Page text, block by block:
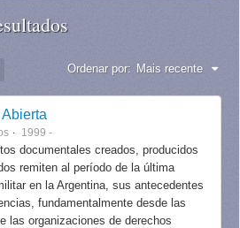
Ordenar por: Mais recente
1999 -
documentales creados, producidos
remiten al período de la última
en la Argentina, sus antecedentes
fundamentalmente desde las
las organizaciones de derechos